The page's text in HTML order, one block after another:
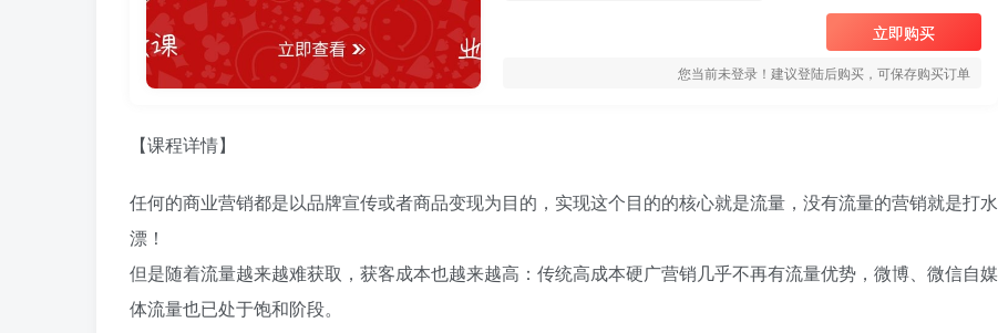
立即购买
您当前未登录！建议登陆后购买，可保存购买订单
【课程详情】
任何的商业营销都是以品牌宣传或者商品变现为目的，实现这个目的的核心就是流量，没有流量的营销就是打水
漂！
但是随着流量越来越难获取，获客成本也越来越高：传统高成本硬广营销几乎不再有流量优势，微博、微信自媒
体流量也已处于饱和阶段。